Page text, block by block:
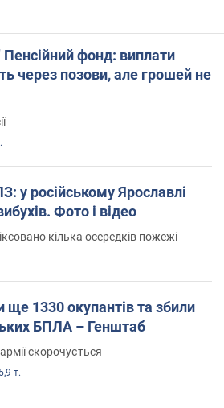
Пенсійний фонд: виплати
через позови, але грошей не
у російському Ярославлі
Фото і відео
кілька осередків пожежі
ще 1330 окупантів та збили
БПЛА – Генштаб
скорочується
т.